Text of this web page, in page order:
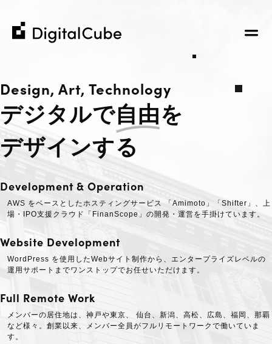
デ
ジ
タ
ル
キ
ー
ブ
Design, Art, Technology
デジタルで自由を
デザインする
Development & Operation
AWS をベースとしたホスティングサービス 「Amimoto」「Shifter」、上
場・IPO支援クラウド「FinanScope」の開発・運営を手掛けています。
Website Development
WordPress を使用したWebサイト制作から、エンタープライズレベルの
運用サポートまでワンストップでお任せいただけます。
Full Remote Work
メンバーの居住地は、神戸や東京、 仙台、新潟、高松、広島、福岡、那覇
など様々。創業以来、メンバー全員がフルリモートワークで働いていま
す。
デ
ジ
タ
ル
キ
ー
ブ
私たちについて
企業理念
コミュニティへの貢献
会社概要
採用情報
M&A / Business Alliance
Business
ウェブ制作から運用までのお手伝い
お知らせ
お客様の事例紹介
書籍 / 寄稿
Recruit​
Contact Us